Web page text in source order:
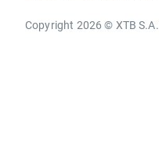
Copyright 2026 © XTB S.A.